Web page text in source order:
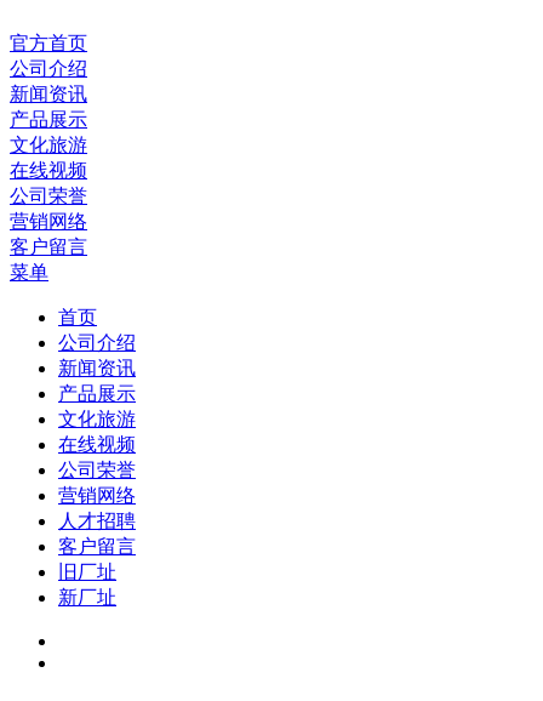
官方首页
公司介绍
新闻资讯
产品展示
文化旅游
在线视频
公司荣誉
营销网络
客户留言
菜单
首页
公司介绍
新闻资讯
产品展示
文化旅游
在线视频
公司荣誉
营销网络
人才招聘
客户留言
旧厂址
新厂址